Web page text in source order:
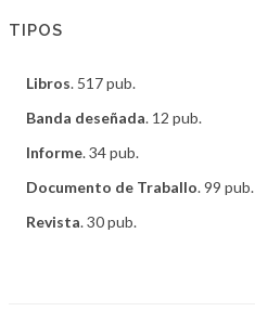
TIPOS
Libros. 517 pub.
Banda deseñada. 12 pub.
Informe. 34 pub.
Documento de Traballo. 99 pub.
Revista. 30 pub.